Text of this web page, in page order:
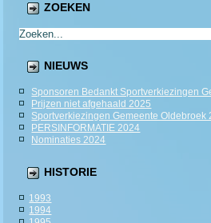
ZOEKEN
NIEUWS
Sponsoren Bedankt Sportverkiezingen
Prijzen niet afgehaald 2025
Sportverkiezingen Gemeente Oldebroek
PERSINFORMATIE 2024
Nominaties 2024
HISTORIE
1993
1994